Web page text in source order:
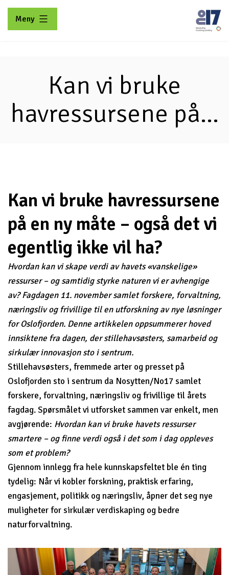
Gå
Meny
Kan vi bruke
havressursene på...
Kan vi bruke havressursene
på en ny måte – også det vi
egentlig ikke vil ha?
Hvordan kan vi skape verdi av havets «vanskelige»
ressurser – og samtidig styrke naturen vi er avhengige
av? Fagdagen 11. november samlet forskere, forvaltning,
næringsliv og frivillige til en utforskning av nye løsninger
for Oslofjorden. Denne artikkelen oppsummerer hoved
innsiktene fra dagen, der stillehavsøsters, samarbeid og
sirkulær innovasjon sto i sentrum.
Stillehavsøsters, fremmede arter og presset på
Oslofjorden sto i sentrum da Nosytten/No17 samlet
forskere, forvaltning, næringsliv og frivillige til årets
fagdag. Spørsmålet vi utforsket sammen var enkelt, men
avgjørende: Hvordan kan vi bruke havets ressurser
smartere – og finne verdi også i det som i dag oppleves
som et problem?
Gjennom innlegg fra hele kunnskapsfeltet ble én ting
tydelig: Når vi kobler forskning, praktisk erfaring,
engasjement, politikk og næringsliv, åpner det seg nye
muligheter for sirkulær verdiskaping og bedre
naturforvaltning.